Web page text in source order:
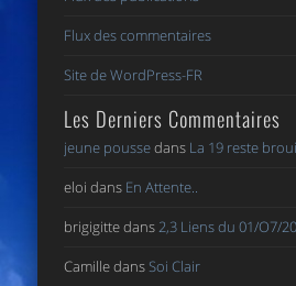
Flux des commentaires
Site de WordPress-FR
Les Derniers Commentaires
jeune poussedans La 19 reste
eloi dans En Attente..
brigigittedans2,3 Liens du 01/O7/
CamilledansSoi Clair